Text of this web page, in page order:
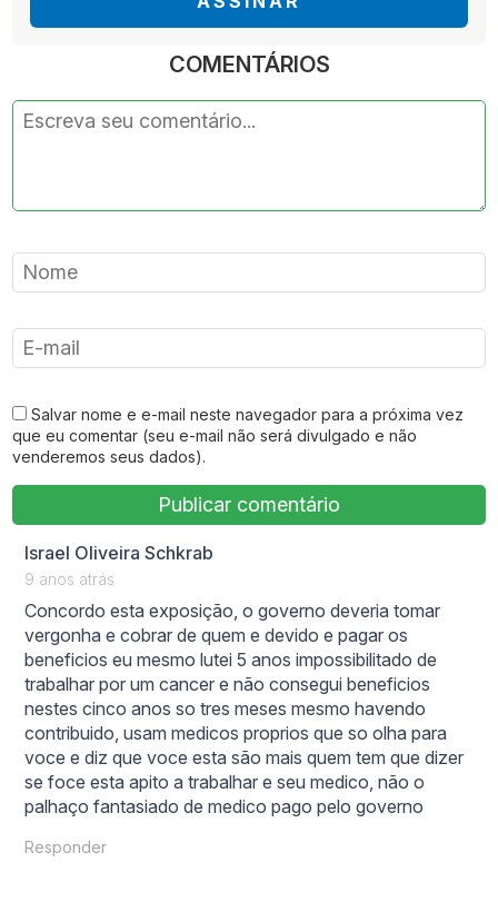
COMENTÁRIOS
Salvar nome e e-mail neste navegador para a próxima vez
que eu comentar (seu e-mail não será divulgado e não
venderemos seus dados).
Israel Oliveira Schkrab
9 anos atrás
Concordo esta exposição, o governo deveria tomar
vergonha e cobrar de quem e devido e pagar os
beneficios eu mesmo lutei 5 anos impossibilitado de
trabalhar por um cancer e não consegui beneficios
nestes cinco anos so tres meses mesmo havendo
contribuido, usam medicos proprios que so olha para
voce e diz que voce esta são mais quem tem que dizer
se foce esta apito a trabalhar e seu medico, não o
palhaço fantasiado de medico pago pelo governo
Responder